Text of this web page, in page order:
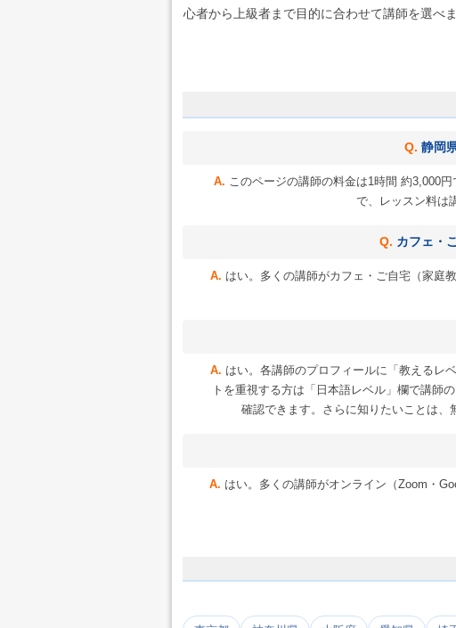
心者から上級者まで目的に合わせて講師を選べ
静岡
このページの講師の料金は1時間 約3,000
で、レッスン料は
カフェ・
はい。多くの講師がカフェ・ご自宅（家庭
はい。各講師のプロフィールに「教えるレ
トを重視する方は「日本語レベル」欄で講師
確認できます。さらに知りたいことは、
はい。多くの講師がオンライン（Zoom・